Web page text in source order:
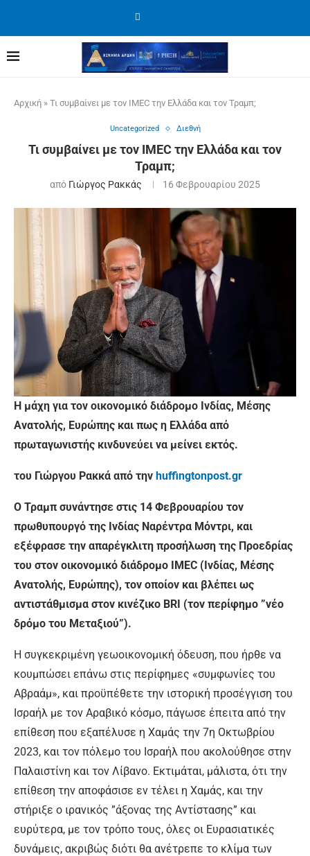
Αρχική » Τι συμβαίνει με τον IMEC την Ελλάδα και τον Τραμπ;
Uncategorized Διεθνή
Τι συμβαίνει με τον IMEC την Ελλάδα και τον
Τραμπ;
από Γιώργος Ρακκάς 16 Φεβρουαρίου 2025
Η μάχη για τον οικονομικό διάδρομο Ινδίας, Μέσης
Ανατολής, Ευρώπης και πως η Ελλάδα από
πρωταγωνιστής κινδυνεύει να μείνει εκτός.
του Γιώργου Ρακκά από την huffingtonpost.gr
Ο Τραμπ συνάντησε στις 14 Φεβρουαρίου τον
πρωθυπουργό της Ινδίας Ναρέντρα Μόντρι, και
εξέφρασε την απαρέγκλιτη προσήλωση της Προεδρίας
του στον οικονομικό διάδρομο ΙΜΕC (Ινδίας, Μέσης
Ανατολής, Ευρώπης), τον οποίον και βλέπει ως
αντιστάθμισμα στον κινέζικο BRI (τον περίφημο ”νέο
δρόμο του Μεταξιού”).
Η συγκεκριμένη γεωοικονομική όδευση, που ήρθε να
κουμπώσει επάνω στις περίφημες «συμφωνίες του
Αβραάμ», και προϋπέθετε την ιστορική προσέγγιση του
Ισραήλ με τον Αραβικό κόσμο, πάγωσε έπειτα από την
επίθεση που εξαπέλυσε η Χαμάς την 7η Οκτωβρίου
2023, και τον πόλεμο του Ισραήλ που ακολούθησε στην
Παλαιστίνη και τον Λίβανο. Εκτιμάται, μάλιστα, ότι την
επίθεση την αποφάσισε εν τέλει η Χαμάς, και την
στήριξε ο ιρανικός ”άξονας της Αντίστασης” και
ευρύτερα, με τον τρόπο τους, όλες οι Ευρασιατικές
δυνάμεις, ακριβώς διότι θα ανέτρεπε το κλίμα των